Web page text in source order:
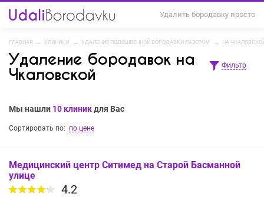
Удалить бородавку просто
ГЛАВНАЯ КЛИНИКИ УДАЛЕНИЕ ПОДОШВЕННОЙ БОРОДАВКИ ЛАЗЕРОМ НА
Фильтр
Удаление бородавок на
Чкаловской
Мы нашли 10 клиникдля Вас
Сортировать по: по цене
Медицинский центр Ситимед на Старой Басманной
улице
4.2